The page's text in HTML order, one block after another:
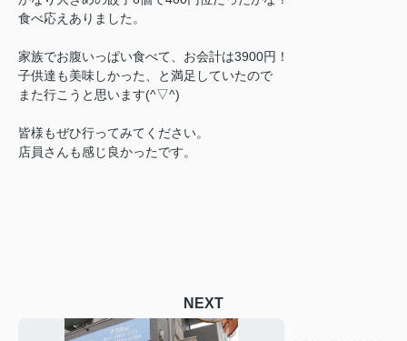
食べ応えありました。
家族でお腹いっぱい食べて、お会計は3900円！
子供達も美味しかった、と満足していたので
また行こうと思います(^▽^)
皆様もぜひ行ってみてください。
店員さんも感じ良かったです。
NEXT